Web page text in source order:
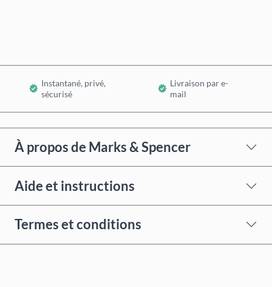
Instantané, privé,
sécurisé
Livraison par e-
mail
À propos de Marks & Spencer
Aide et instructions
Termes et conditions